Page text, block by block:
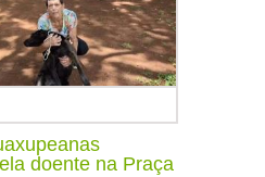
doente na Praça